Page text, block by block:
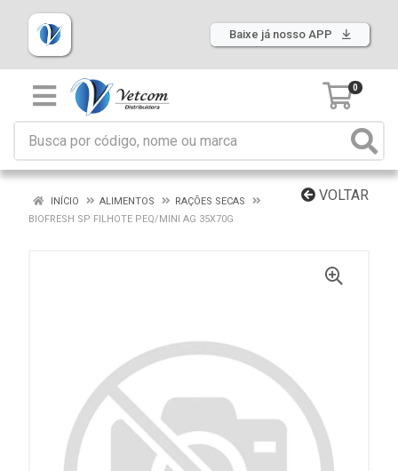
Baixe já nosso APP
0
VOLTAR
INÍCIO ALIMENTOS
RAÇÕES SECAS
BIOFRESH SP FILHOTE PEQ/MINI AG 35X70G